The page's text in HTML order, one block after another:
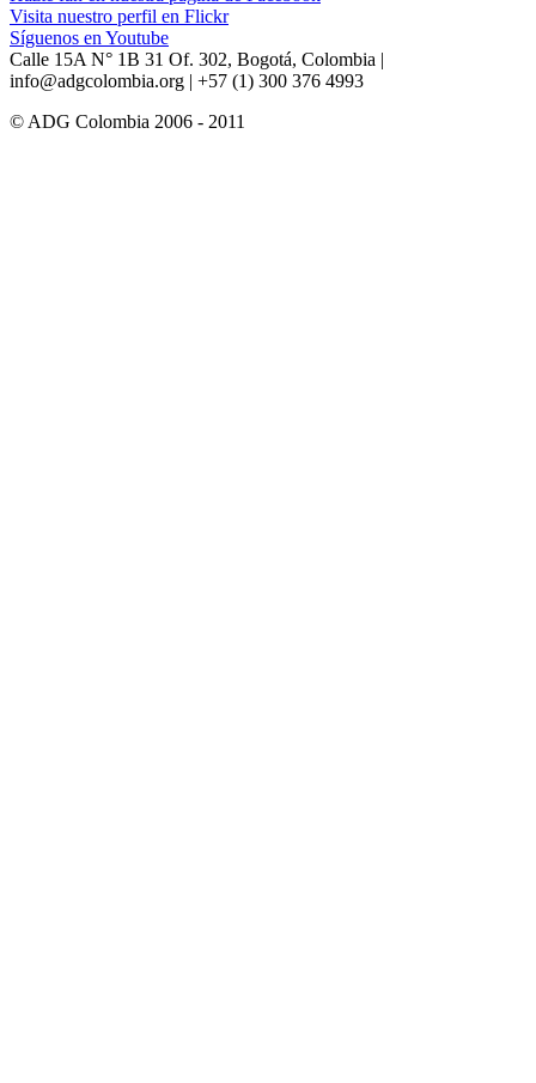
Visita nuestro perfil en Flickr
Síguenos en Youtube
Calle 15A N° 1B 31 Of. 302, Bogotá, Colombia |
info@adgcolombia.org | +57 (1) 300 376 4993
© ADG Colombia 2006 - 2011